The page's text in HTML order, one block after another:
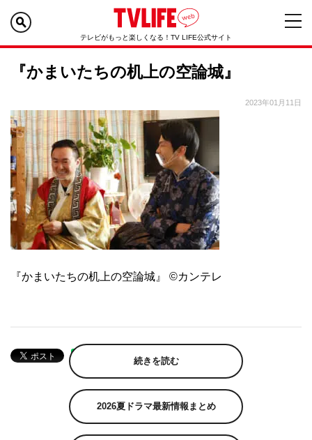
テレビがもっと楽しくなる！TV LIFE公式サイト
『かまいたちの机上の空論城』
2023年01月11日
『かまいたちの机上の空論城』 ©カンテレ
続きを読む
2026夏ドラマ最新情報まとめ